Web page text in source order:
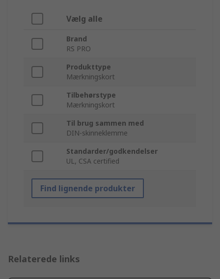
Vælg alle
Brand
RS PRO
Produkttype
Mærkningskort
Tilbehørstype
Mærkningskort
Til brug sammen med
DIN-skinneklemme
Standarder/godkendelser
UL, CSA certified
Find lignende produkter
Relaterede links